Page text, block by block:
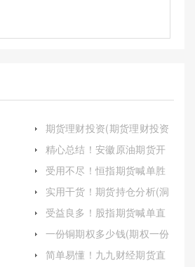
期货理财投资(期货理财投资
策略)
精心总结！安徽原油期货开
户（为普通投资者提供了参
与国际油价波动的机会）
受用不尽！恒指期货喊单胜
率排行榜（帮助投资者把握
市场机会）
实用干货！期货持仓分析(洞
察市场趋势与交易策略的关
键)
受益良多！股指期货喊单直
播室公司(投资者的指南针)
一份铜期权多少钱(期权一份
简单易懂！九九财经期货直